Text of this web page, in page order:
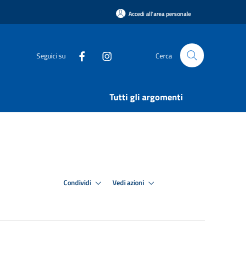
Accedi all'area personale
Seguici su Cerca
Tutti gli argomenti
Condividi Vedi azioni